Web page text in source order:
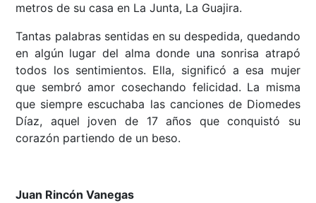
metros de su casa en La Junta, La Guajira.
Tantas palabras sentidas en su despedida, quedando
en algún lugar del alma donde una sonrisa atrapó
todos los sentimientos. Ella, significó a esa mujer
que sembró amor cosechando felicidad. La misma
que siempre escuchaba las canciones de Diomedes
Díaz, aquel joven de 17 años que conquistó su
corazón partiendo de un beso.
Juan Rincón Vanegas